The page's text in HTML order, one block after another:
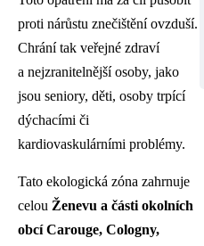
proti nárůstu znečištění ovzduší.
Chrání tak veřejné zdraví
a nejzranitelnější osoby, jako
jsou seniory, děti, osoby trpící
dýchacími či
kardiovaskulárními problémy.
Tato ekologická zóna zahrnuje
celou Ženevu a části okolních
obcí Carouge, Cologny,